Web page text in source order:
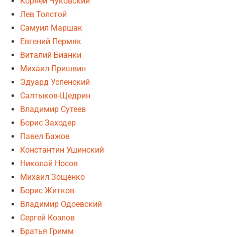
Лев Толстой
Самуил Маршак
Евгений Пермяк
Виталий Бианки
Михаил Пришвин
Эдуард Успенский
Салтыков-Щедрин
Владимир Сутеев
Борис Заходер
Павел Бажов
Константин Ушинский
Николай Носов
Михаил Зощенко
Борис Житков
Владимир Одоевский
Сергей Козлов
Братья Гримм